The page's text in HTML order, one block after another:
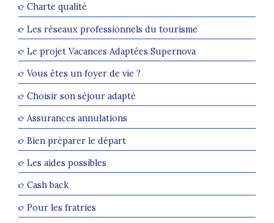
Charte qualité
Les réseaux professionnels du tourisme
Le projet Vacances Adaptées Supernova
Vous êtes un foyer de vie ?
Choisir son séjour adapté
Assurances annulations
Bien préparer le départ
Les aides possibles
Cash back
Pour les fratries